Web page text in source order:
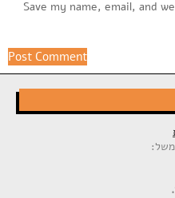
Save my name, email, and